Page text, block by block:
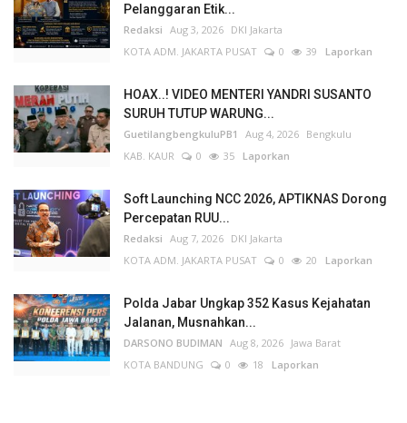
Pelanggaran Etik...
Redaksi Aug 3, 2026 DKI Jakarta
KOTA ADM. JAKARTA PUSAT
0 39 Laporkan
HOAX..! VIDEO MENTERI YANDRI SUSANTO
SURUH TUTUP WARUNG...
GuetilangbengkuluPB1 Aug 4, 2026 Bengkulu
KAB. KAUR
0 35 Laporkan
Soft Launching NCC 2026, APTIKNAS Dorong
Percepatan RUU...
Redaksi Aug 7, 2026 DKI Jakarta
KOTA ADM. JAKARTA PUSAT
0 20 Laporkan
Polda Jabar Ungkap 352 Kasus Kejahatan
Jalanan, Musnahkan...
DARSONO BUDIMAN Aug 8, 2026 Jawa Barat
KOTA BANDUNG
0 18 Laporkan